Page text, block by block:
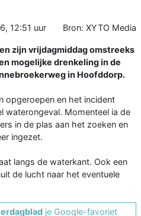
12:51 uur Bron: XYTO Media
zijn vrijdagmiddag omstreeks
mogelijke drenkeling in de
in Hoofddorp.
opgeroepen en het incident
waterongeval. Momenteel ia de
in de plas aan het zoeken en
ingezet.
langs de waterkant. Ook een
de lucht naar het eventuele
je Google-favoriet